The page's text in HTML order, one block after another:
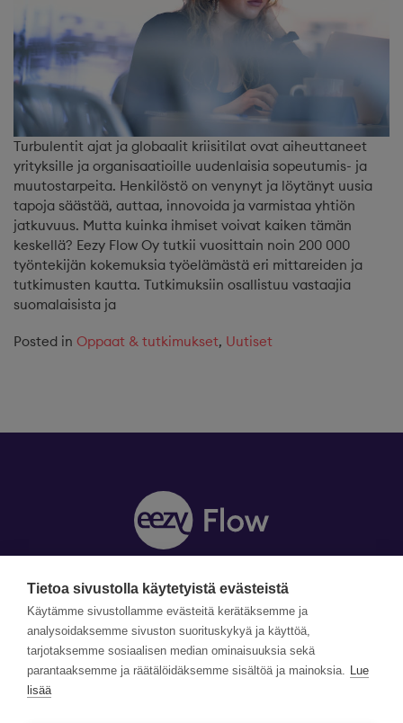
Turbulentit ajat ja globaalit kriisitilat ovat aiheuttaneet
yrityksille ja organisaatioille uudenlaisia sopeutumis- ja
muutostarpeita. Henkilöstö on venynyt ja löytänyt uusia
tapoja säästää, auttaa, innovoida ja varmistaa yhtiön
jatkuvuus. Mutta kuinka ihmiset voivat kaiken tämän
keskellä? Eezy Flow Oy tutkii vuosittain noin 200 000
työntekijän kokemuksia työelämästä eri mittareiden ja
tutkimusten kautta. Tutkimuksiin osallistuu vastaajia
suomalaisista ja
Posted in Oppaat & tutkimukset, Uutiset
Y-tunnus: 1990870-5
Yhteystiedot »
Tilaa uutiskirje »
©Copyright Eezy Flow 2026
Tietoa sivustolla käytetyistä evästeistä
Käytämme sivustollamme evästeitä kerätäksemme ja
analysoidaksemme sivuston suorituskykyä ja käyttöä,
tarjotaksemme sosiaalisen median ominaisuuksia sekä
parantaaksemme ja räätälöidäksemme sisältöä ja mainoksia. Lue
lisää